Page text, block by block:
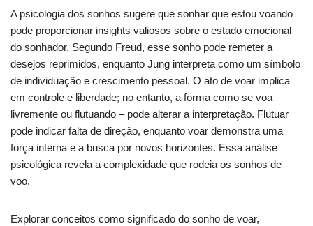
A psicologia dos sonhos sugere que sonhar que estou voando
pode proporcionar insights valiosos sobre o estado emocional
do sonhador. Segundo Freud, esse sonho pode remeter a
desejos reprimidos, enquanto Jung interpreta como um símbolo
de individuação e crescimento pessoal. O ato de voar implica
em controle e liberdade; no entanto, a forma como se voa –
livremente ou flutuando – pode alterar a interpretação. Flutuar
pode indicar falta de direção, enquanto voar demonstra uma
força interna e a busca por novos horizontes. Essa análise
psicológica revela a complexidade que rodeia os sonhos de
voo.
Explorar conceitos como significado do sonho de voar,